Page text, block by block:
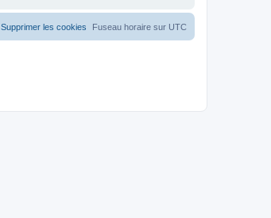
Fuseau horaire sur UTC
Supprimer les cookies